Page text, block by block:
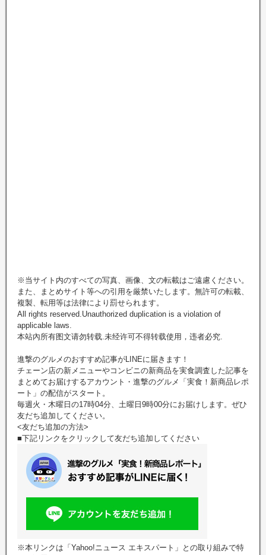
※当サイト内のすべての写真、画像、文の転載はご遠慮ください。
また、まとめサイト等への引用を厳禁いたします。無許可の転載、
複製、転用等は法律により罰せられます。
All rights reserved.Unauthorized duplication is a violation of
applicable laws.
本站內所有图文请勿转载.未经许可不得转载使用，违者必究.
進撃のグルメのおすすめ記事がLINEに届きます！
チェーン店の新メニューやコンビニの新商品を実食調査した記事を
まとめてお届けするアカウント・進撃のグルメ「実食！新商品レポ
ート」の配信がスタート。
毎週火・木曜日の17時04分、土曜日9時00分にお届けします。ぜひ
友だち追加してください。
<友だち追加の方法>
■下記リンクをクリックして友だち追加してください
※本リンクは「Yahoo!ニュース エキスパート」との取り組みで特